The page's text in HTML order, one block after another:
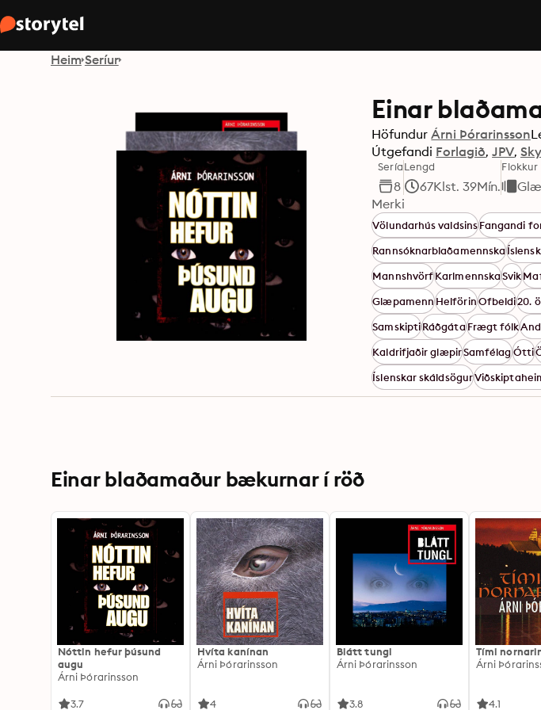
Heim Seríur
Einar
Höfundur Árni Þórarinsson
Útgefandi Forlagið JPV
Sería
8
Lengd
67Klst. 39Mín.
Flokkur
Merki
Völundarhús valdsinsFangandi
Rannsóknarblaðamennska
MannshvörfKarlmennskaSvik
GlæpamennHelförinOfbeldi20.
SamskiptiRáðgátaFrægt fólk
Kaldrifjaðir glæpirSamfélagÓtti
Íslenskar skáldsögur
Einar blaðamaður bækurnar í röð
Nóttin hefur þúsund
augu
Árni Þórarinsson
3.7
Hvíta kanínan
Árni Þórarinsson
4
Blátt tungl
Árni Þórarinsson
3.8
Tími
Árni
4.1